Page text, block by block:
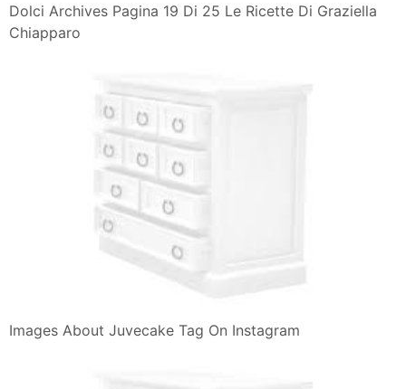
Dolci Archives Pagina 19 Di 25 Le Ricette Di Graziella
Chiapparo
Images About Juvecake Tag On Instagram